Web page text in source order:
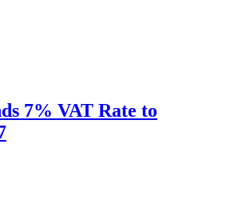
7% VAT Rate to